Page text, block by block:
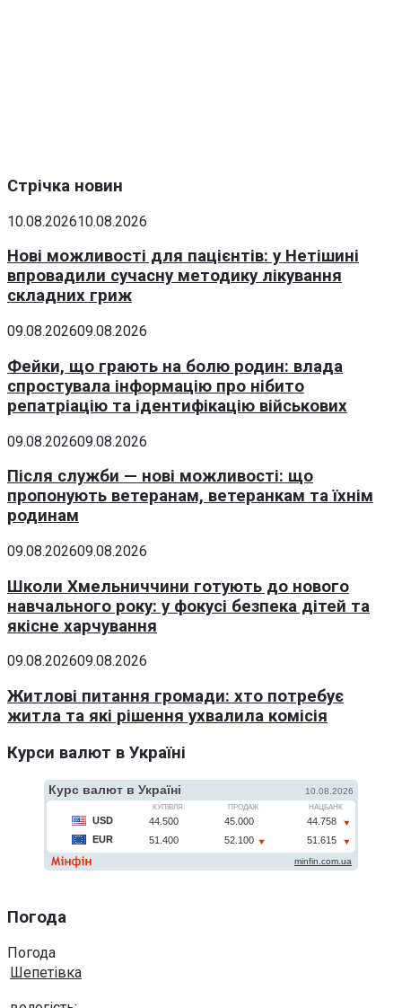
Стрічка новин
10.08.202610.08.2026
Нові можливості для пацієнтів: у Нетішині
впровадили сучасну методику лікування
складних гриж
09.08.202609.08.2026
Фейки, що грають на болю родин: влада
спростувала інформацію про нібито
репатріацію та ідентифікацію військових
09.08.202609.08.2026
Після служби — нові можливості: що
пропонують ветеранам, ветеранкам та їхнім
родинам
09.08.202609.08.2026
Школи Хмельниччини готують до нового
навчального року: у фокусі безпека дітей та
якісне харчування
09.08.202609.08.2026
Житлові питання громади: хто потребує
житла та які рішення ухвалила комісія
Курси валют в Україні
Погода
Погода
Шепетівка